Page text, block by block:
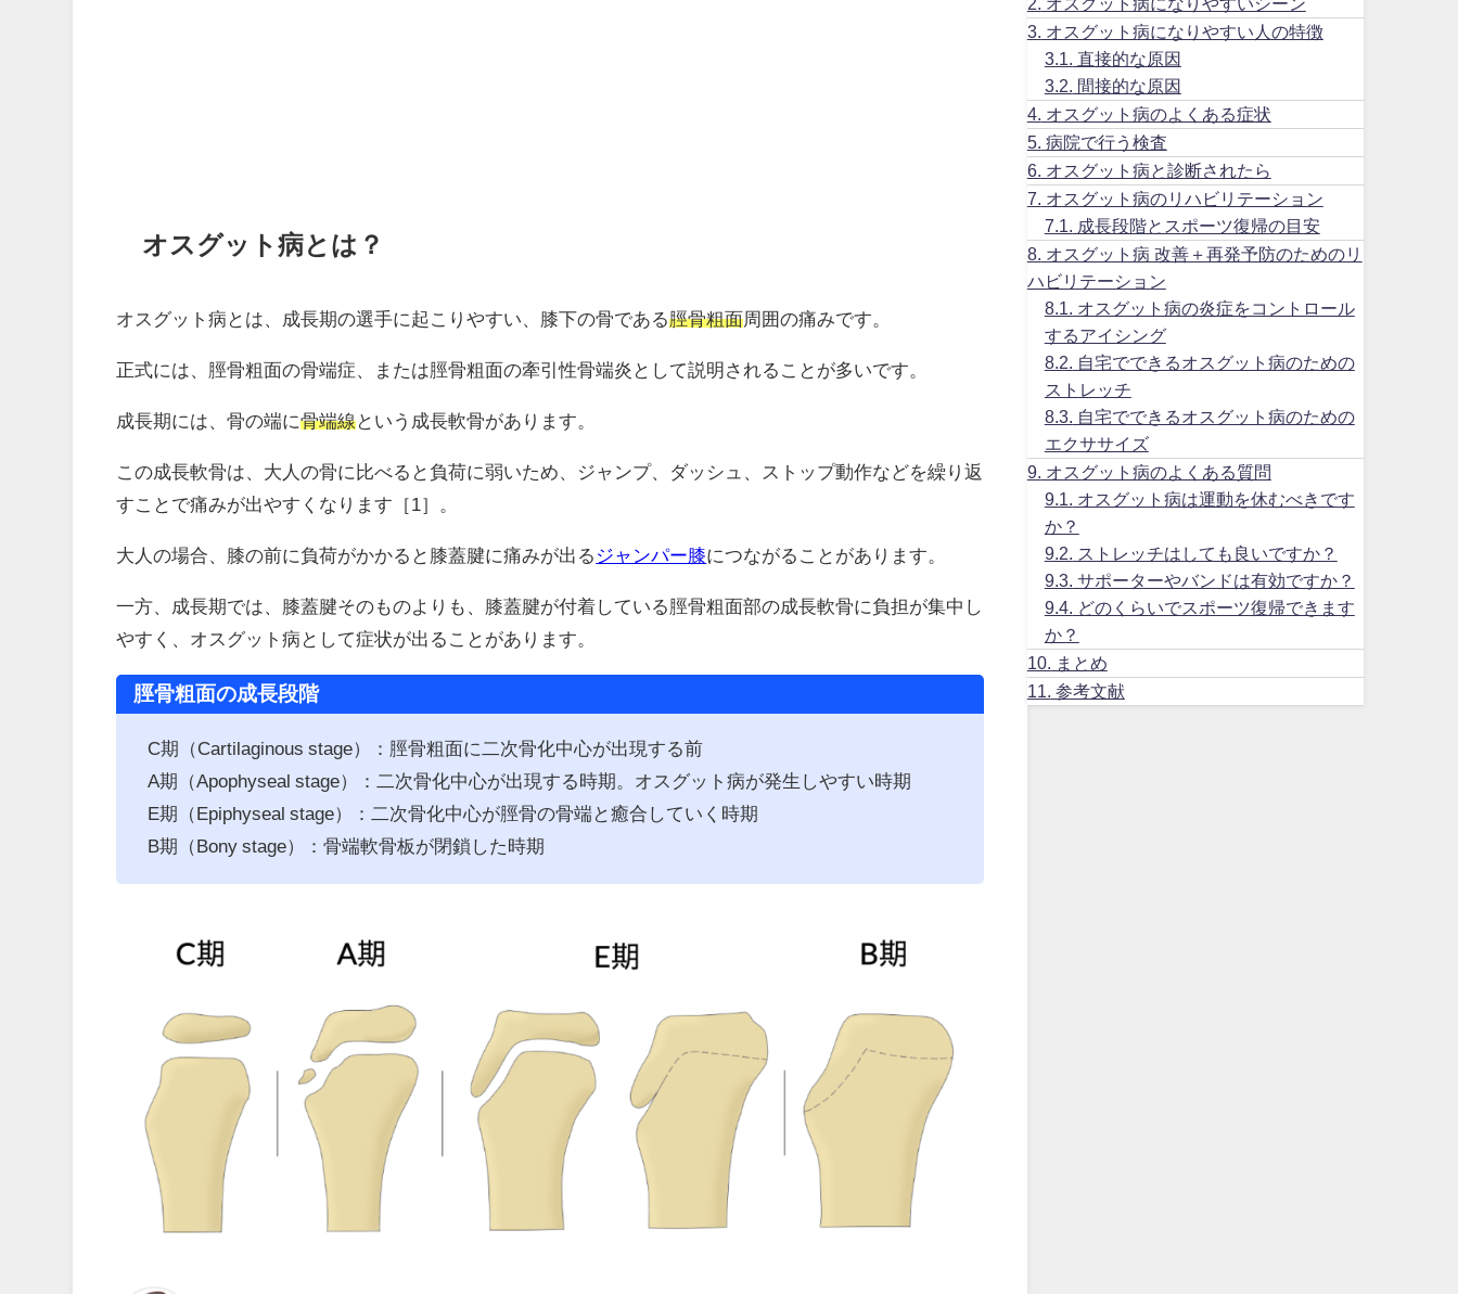
オスグット病とは？
オスグット病とは、成長期の選手に起こりやすい、膝下の骨である脛骨粗面周囲の痛みです。
正式には、脛骨粗面の骨端症、または脛骨粗面の牽引性骨端炎として説明されることが多いです。
成長期には、骨の端に骨端線という成長軟骨があります。
この成長軟骨は、大人の骨に比べると負荷に弱いため、ジャンプ、ダッシュ、ストップ動作などを繰り返
すことで痛みが出やすくなります［1］。
大人の場合、膝の前に負荷がかかると膝蓋腱に痛みが出る ジャンパー膝につながることがあります。
一方、成長期では、膝蓋腱そのものよりも、膝蓋腱が付着している脛骨粗面部の成長軟骨に負担が集中し
やすく、オスグット病として症状が出ることがあります。
脛骨粗面の成長段階
C期（Cartilaginous stage）：脛骨粗面に二次骨化中心が出現する前
A期（Apophyseal stage）：二次骨化中心が出現する時期。オスグット病が発生しやすい時期
E期（Epiphyseal stage）：二次骨化中心が脛骨の骨端と癒合していく時期
B期（Bony stage）：骨端軟骨板が閉鎖した時期
3. オスグット病になりやすい人の特徴
3.1.
直接的な原因
3.2.
間接的な原因
4. オスグット病のよくある症状
5. 病院で行う検査
6. オスグット病と診断されたら
7.
オスグット病のリハビリテーション
7.1.
成長段階とスポーツ復帰の目安
8. オスグット病 改善＋再発予防のためのリ
ハビリテーション
8.1.
オスグット病の炎症をコントロール
するアイシング
8.2.
自宅でできるオスグット病のための
ストレッチ
8.3.
自宅でできるオスグット病のための
エクササイズ
9. オスグット病のよくある質問
9.1.
オスグット病は運動を休むべきです
か？
9.2.
ストレッチはしても良いですか？
9.3. サポーターやバンドは有効ですか？
9.4.
どのくらいでスポーツ復帰できます
か？
10.
まとめ
11.
参考文献